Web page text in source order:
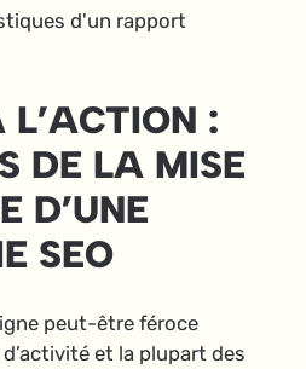
L’ACTION :
DE LA MISE
D’UNE
SEO
peut-être féroce
et la plupart des